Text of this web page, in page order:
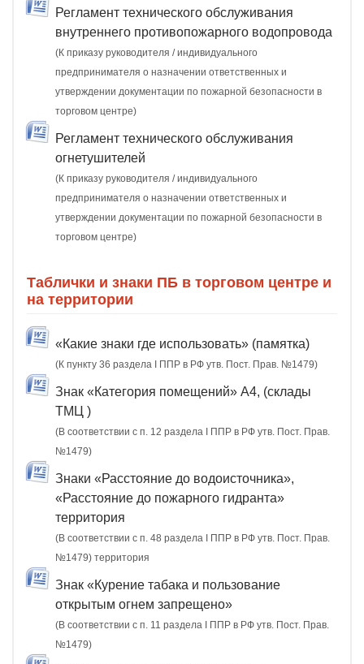
Регламент технического обслуживания
внутреннего противопожарного водопровода
(К приказу руководителя / индивидуального
предпринимателя о назначении ответственных и
утверждении документации по пожарной безопасности в
торговом центре)
Регламент технического обслуживания
огнетушителей
(К приказу руководителя / индивидуального
предпринимателя о назначении ответственных и
утверждении документации по пожарной безопасности в
торговом центре)
Таблички и знаки ПБ в торговом центре и
на территории
«Какие знаки где использовать» (памятка)
(К пункту 36 раздела I ППР в РФ утв. Пост. Прав. №1479)
Знак «Категория помещений» А4, (склады
ТМЦ )
(В соответствии с п. 12 раздела I ППР в РФ утв. Пост. Прав.
№1479)
Знаки «Расстояние до водоисточника»,
«Расстояние до пожарного гидранта»
территория
(В соответствии с п. 48 раздела I ППР в РФ утв. Пост. Прав.
№1479) территория
Знак «Курение табака и пользование
открытым огнем запрещено»
(В соответствии с п. 11 раздела I ППР в РФ утв. Пост. Прав.
№1479)